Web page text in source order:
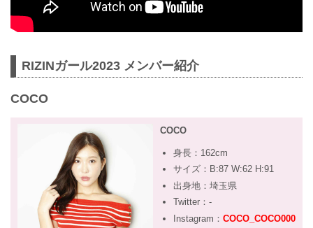
RIZINガール2023 メンバー紹介
COCO
COCO
身長：162cm
サイズ：B:87 W:62 H:91
出身地：埼玉県
Twitter：-
Instagram： COCO_COCO000